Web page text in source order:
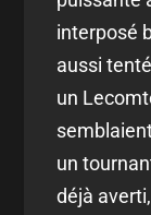
interposé
aussi
un
un
déjà